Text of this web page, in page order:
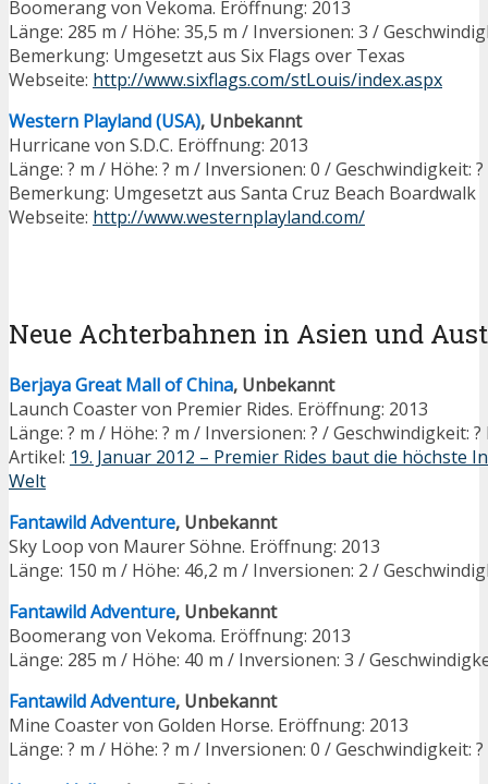
Boomerang von Vekoma. Eröffnung: 2013
Länge: 285 m / Höhe: 35,5 m / Inversionen: 3 /
Bemerkung: Umgesetzt aus Six Flags over Texas
Webseite: http://www.sixflags.com/stLouis/index.aspx
Western Playland (USA), Unbekannt
Hurricane von S.D.C. Eröffnung: 2013
Länge: ? m / Höhe: ? m / Inversionen: 0 / Geschwindigkeit:
Bemerkung: Umgesetzt aus Santa Cruz Beach Boardwalk
Webseite: http://www.westernplayland.com/
Neue Achterbahnen in Asien und
Berjaya Great Mall of China, Unbekannt
Launch Coaster von Premier Rides. Eröffnung: 2013
Länge: ? m / Höhe: ? m / Inversionen: ? / Geschwindigkeit:
Artikel: 19. Januar 2012 – Premier Rides baut die höchste
Welt
Fantawild Adventure, Unbekannt
Sky Loop von Maurer Söhne. Eröffnung: 2013
Länge: 150 m / Höhe: 46,2 m / Inversionen: 2 /
Fantawild Adventure, Unbekannt
Boomerang von Vekoma. Eröffnung: 2013
Länge: 285 m / Höhe: 40 m / Inversionen: 3 /
Fantawild Adventure, Unbekannt
Mine Coaster von Golden Horse. Eröffnung: 2013
Länge: ? m / Höhe: ? m / Inversionen: 0 / Geschwindigkeit: